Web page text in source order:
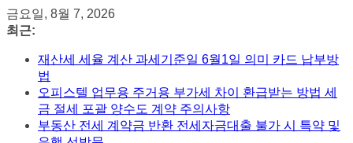
콘
텐
금요일, 8월 7, 2026
최근:
재산세 세율 계산 과세기준일 6월1일 의미 카드 납부방
법
오피스텔 업무용 주거용 부가세 차이 환급받는 방법 세
금 절세 포괄 양수도 계약 주의사항
부동산 전세 계약금 반환 전세자금대출 불가 시 특약 및